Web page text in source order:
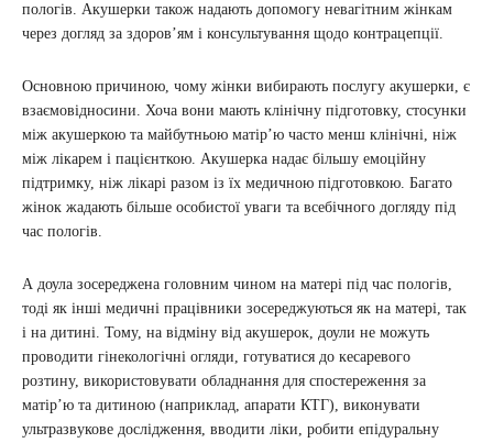
пологів. Акушерки також надають допомогу невагітним жінкам
через догляд за здоров’ям і консультування щодо контрацепції.
Основною причиною, чому жінки вибирають послугу акушерки, є
взаємовідносини. Хоча вони мають клінічну підготовку, стосунки
між акушеркою та майбутньою матір’ю часто менш клінічні, ніж
між лікарем і пацієнткою. Акушерка надає більшу емоційну
підтримку, ніж лікарі разом із їх медичною підготовкою. Багато
жінок жадають більше особистої уваги та всебічного догляду під
час пологів.
А доула зосереджена головним чином на матері під час пологів,
тоді як інші медичні працівники зосереджуються як на матері, так
і на дитині. Тому, на відміну від акушерок, доули не можуть
проводити гінекологічні огляди, готуватися до кесаревого
розтину, використовувати обладнання для спостереження за
матір’ю та дитиною (наприклад, апарати КТГ), виконувати
ультразвукове дослідження, вводити ліки, робити епідуральну